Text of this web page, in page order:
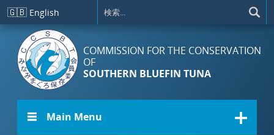
メインコンテンツに移動
🇬🇧 English
COMMISSION FOR THE CONSERVATION
OF
SOUTHERN BLUEFIN TUNA
☰ Main Menu